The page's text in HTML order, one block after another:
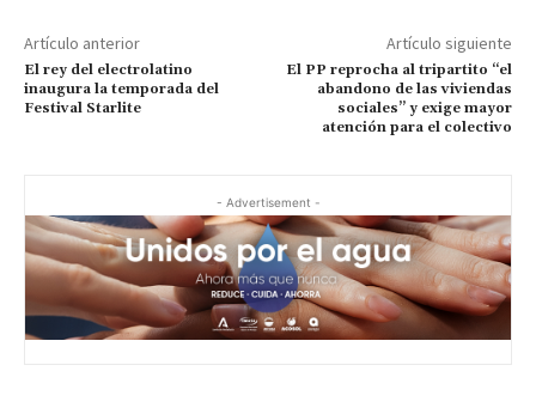
Artículo anterior
El rey del electrolatino
inaugura la temporada del
Festival Starlite
Artículo siguiente
El PP reprocha al tripartito “el
abandono de las viviendas
sociales” y exige mayor
atención para el colectivo
- Advertisement -